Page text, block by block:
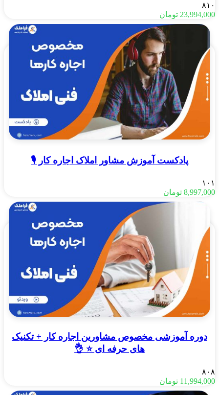
۸۱۰
23,994,000 تومان
پادکست آموزش مشاور املاک اجاره کار 🎙
۱۰۱
8,997,000 تومان
دوره آموزشی مخصوص مشاورین اجاره کار + تکنیک
های حرفه ای ⭐️ 👌
۸۰۸
11,994,000 تومان